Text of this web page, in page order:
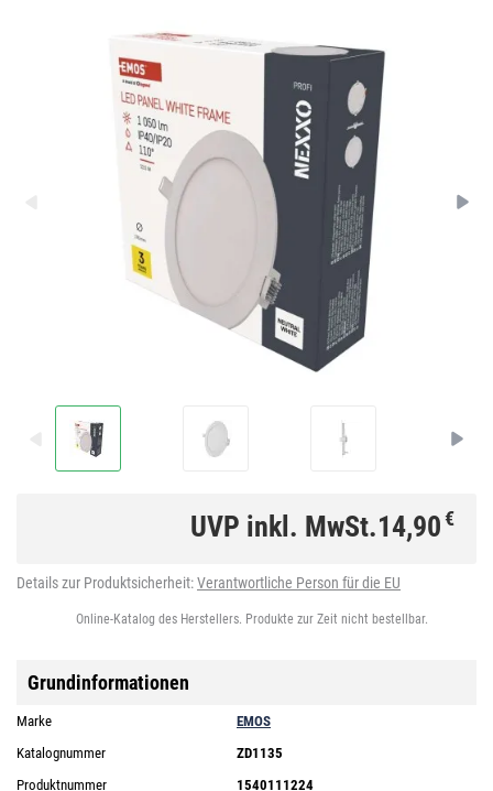
UVP inkl. MwSt.14,90€
Details zur Produktsicherheit:Verantwortliche Person für die EU
Online-Katalog des Herstellers. Produkte zur Zeit nicht bestellbar.
Grundinformationen
Marke
EMOS
Katalognummer
ZD1135
Produktnummer
1540111224